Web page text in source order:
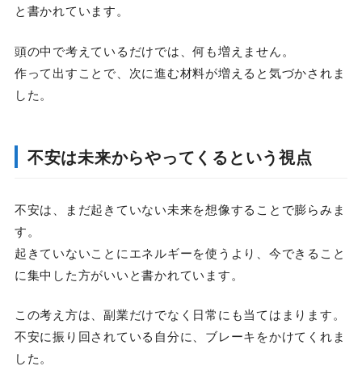
と書かれています。
頭の中で考えているだけでは、何も増えません。
作って出すことで、次に進む材料が増えると気づかされま
した。
不安は未来からやってくるという視点
不安は、まだ起きていない未来を想像することで膨らみま
す。
起きていないことにエネルギーを使うより、今できること
に集中した方がいいと書かれています。
この考え方は、副業だけでなく日常にも当てはまります。
不安に振り回されている自分に、ブレーキをかけてくれま
した。